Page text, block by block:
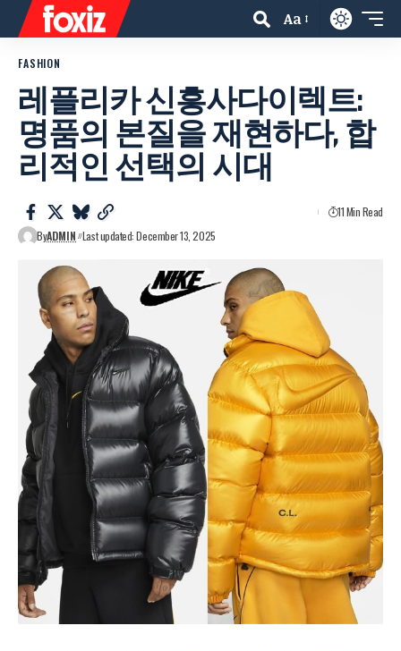
Aa
FASHION
레플리카 신흥사다이렉트:
명품의 본질을 재현하다, 합
리적인 선택의 시대
ByADMIN Last updated: December 13, 2025
11 Min Read